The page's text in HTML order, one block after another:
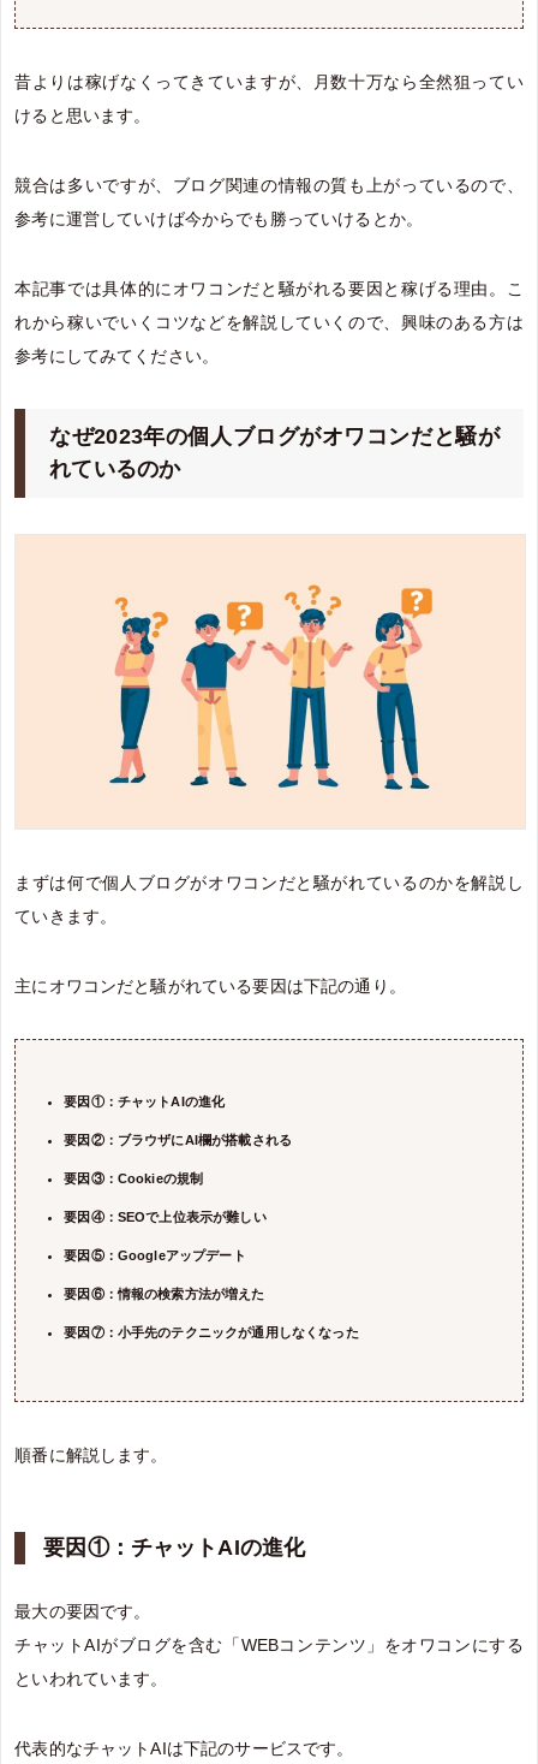
昔よりは稼げなくってきていますが、月数十万なら全然狙ってい
けると思います。
競合は多いですが、ブログ関連の情報の質も上がっているので、
参考に運営していけば今からでも勝っていけるとか。
本記事では具体的にオワコンだと騒がれる要因と稼げる理由。こ
れから稼いでいくコツなどを解説していくので、興味のある方は
参考にしてみてください。
なぜ2023年の個人ブログがオワコンだと騒が
れているのか
まずは何で個人ブログがオワコンだと騒がれているのかを解説し
ていきます。
主にオワコンだと騒がれている要因は下記の通り。
要因①：チャットAIの進化
要因②：ブラウザにAI欄が搭載される
要因③：Cookieの規制
要因④：SEOで上位表示が難しい
要因⑤：Googleアップデート
要因⑥：情報の検索方法が増えた
要因⑦：小手先のテクニックが通用しなくなった
順番に解説します。
要因①：チャットAIの進化
最大の要因です。
チャットAIがブログを含む「WEBコンテンツ」をオワコンにする
といわれています。
代表的なチャットAIは下記のサービスです。